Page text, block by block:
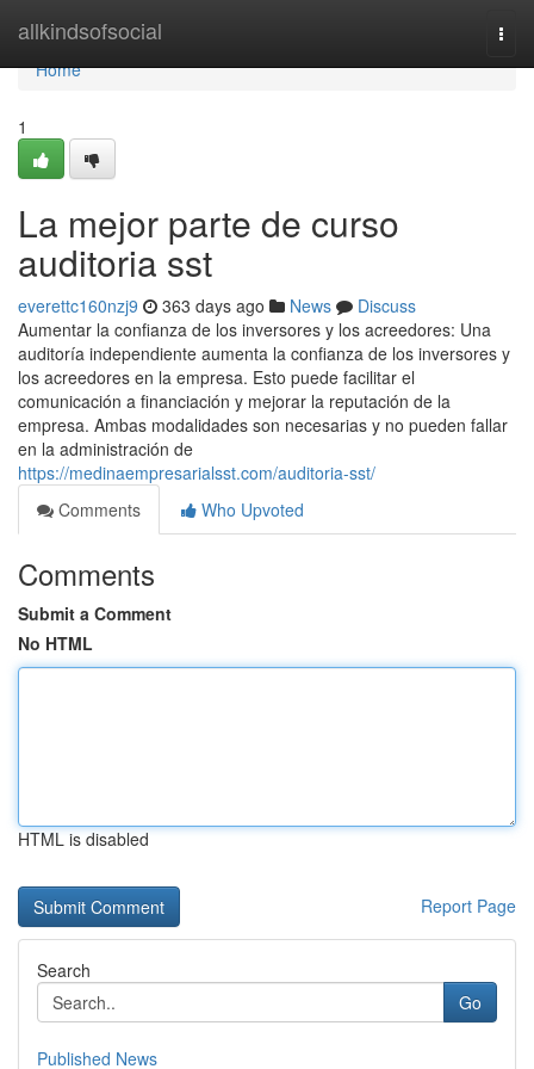
allkindsofsocial
Home
Home
1
La mejor parte de curso
auditoria sst
everettc160nzj9 363 days ago News
Discuss
Aumentar la confianza de los inversores y los acreedores: Una
auditoría independiente aumenta la confianza de los inversores y
los acreedores en la empresa. Esto puede facilitar el
comunicación a financiación y mejorar la reputación de la
empresa. Ambas modalidades son necesarias y no pueden fallar
en la administración de
https://medinaempresarialsst.com/auditoria-sst/
Comments
Who Upvoted
Comments
Submit a Comment
No HTML
HTML is disabled
Report Page
Search
Go
Published News